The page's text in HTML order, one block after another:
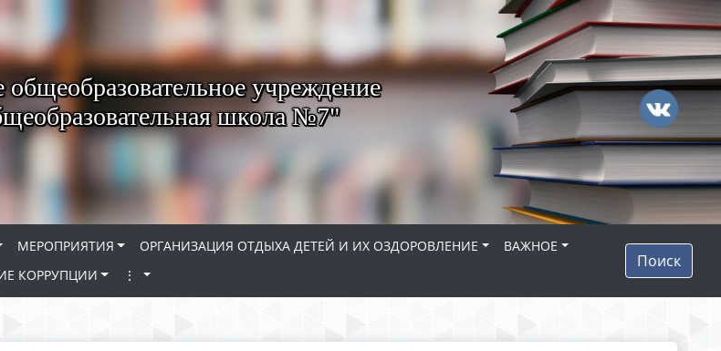
учреждение
школа №7"
МЕРОПРИЯТИЯ ОРГАНИЗАЦИЯ ОТДЫХА ДЕТЕЙ И ИХ ОЗДОРОВЛЕНИЕ
ВАЖНОЕ
КОРРУПЦИИ ⋮
Поиск